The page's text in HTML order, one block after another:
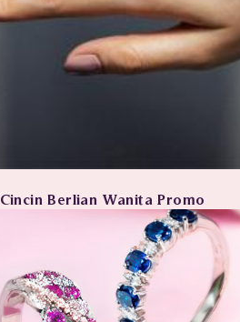
Cincin Berlian Wanita Promo
Perhiasan Berlian / Cincin Berlian
59,000,000
29,500,000